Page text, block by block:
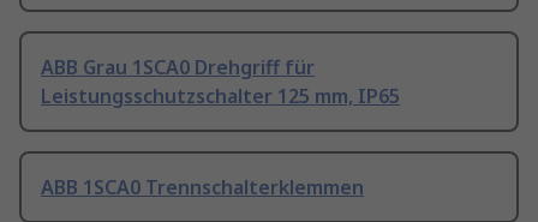
ABB Grau 1SCA0 Drehgriff für
Leistungsschutzschalter 125 mm, IP65
ABB 1SCA0 Trennschalterklemmen